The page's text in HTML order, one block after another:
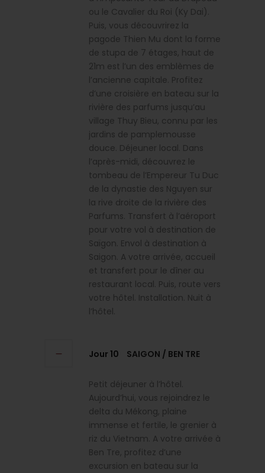
ou le Cavalier du Roi (Ky Dai).
Puis, vous découvrirez la
pagode Thien Mu dont la forme
de stupa de 7 étages, haut de
21m est l’un des emblèmes de
l’ancienne capitale. Profitez
d’une croisière en bateau sur la
rivière des parfums jusqu’au
village Thuy Bieu, connu par les
jardins de pamplemousse
douce. Déjeuner local. Dans
l’après-midi, découvrez le
tombeau de l’Empereur Tu Duc
de la dynastie des Nguyen sur
la rive droite de la rivière des
Parfums. Transfert à l’aéroport
pour votre vol à destination de
Saïgon. Envol à destination à
Saigon. A votre arrivée, accueil
et transfert pour le dîner au
restaurant local. Puis, route vers
votre hôtel. Installation. Nuit à
l’hôtel.
Jour 10 SAIGON / BEN TRE
Petit déjeuner à l’hôtel.
Aujourd’hui, vous rejoindrez le
delta du Mékong, plaine
immense et fertile, le grenier à
riz du Vietnam. A votre arrivée à
Ben Tre, profitez d’une
excursion en bateau sur la